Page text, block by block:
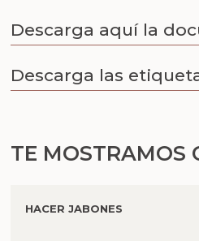
Descarga aquí la
Descarga las
TE MOSTRAMOS
HACER JABONES